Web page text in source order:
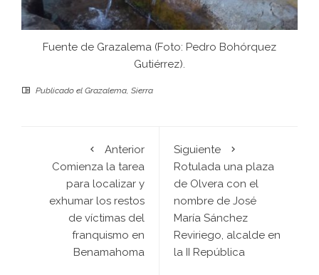
Fuente de Grazalema (Foto: Pedro Bohórquez
Gutiérrez).
Publicado el Grazalema, Sierra
Anterior
Comienza la tarea
para localizar y
exhumar los restos
de víctimas del
franquismo en
Benamahoma
Siguiente
Rotulada una plaza
de Olvera con el
nombre de José
María Sánchez
Reviriego, alcalde en
la II República